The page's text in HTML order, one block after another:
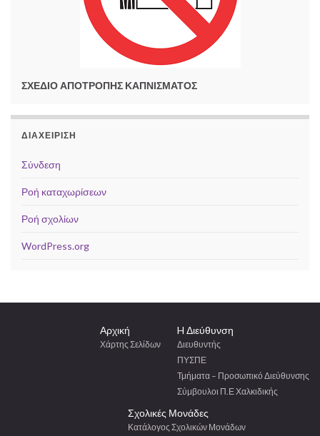
ΣΧΕΔΙΟ ΑΠΟΤΡΟΠΗΣ ΚΑΠΝΙΣΜΑΤΟΣ
ΔΙΑΧΕΊΡΙΣΗ
Σύνδεση
Ροή καταχωρίσεων
Ροή σχολίων
WordPress.org
Αρχική
Χάρτης Σελίδων
H Διεύθυνση
Διευθυντής
ΠΥΣΠΕ
Τμήματα – Προσωπικό Διεύθυνσης
Σύμβουλοι Π.Ε Χαλκιδικής
Σχολικές Μονάδες
Κατάλογος Σχολικών Μονάδων